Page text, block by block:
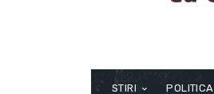
STIRI POLITICA